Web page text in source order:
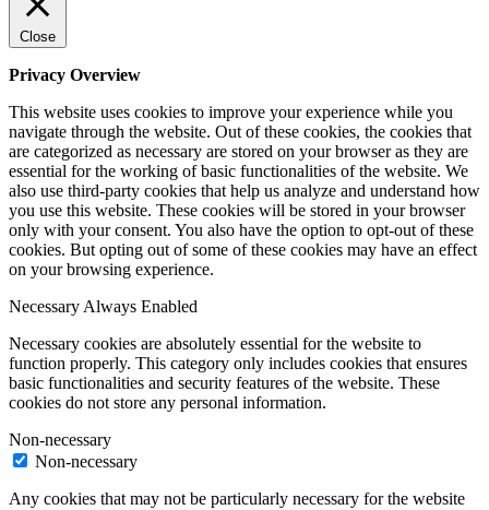
Close
Privacy Overview
This website uses cookies to improve your experience while you
navigate through the website. Out of these cookies, the cookies that
are categorized as necessary are stored on your browser as they are
essential for the working of basic functionalities of the website. We
also use third-party cookies that help us analyze and understand how
you use this website. These cookies will be stored in your browser
only with your consent. You also have the option to opt-out of these
cookies. But opting out of some of these cookies may have an effect
on your browsing experience.
Necessary Always Enabled
Necessary cookies are absolutely essential for the website to
function properly. This category only includes cookies that ensures
basic functionalities and security features of the website. These
cookies do not store any personal information.
Non-necessary
Non-necessary
Any cookies that may not be particularly necessary for the website